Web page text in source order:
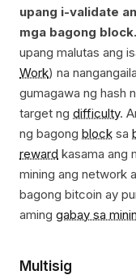
upang i-validate
mga bagong block.
upang malutas ang
Work) na
gumagawa ng hash
target ng difficulty.
ng bagong block sa
reward kasama ang
mining ang network
bagong bitcoin ay
aming gabay sa
Multisig